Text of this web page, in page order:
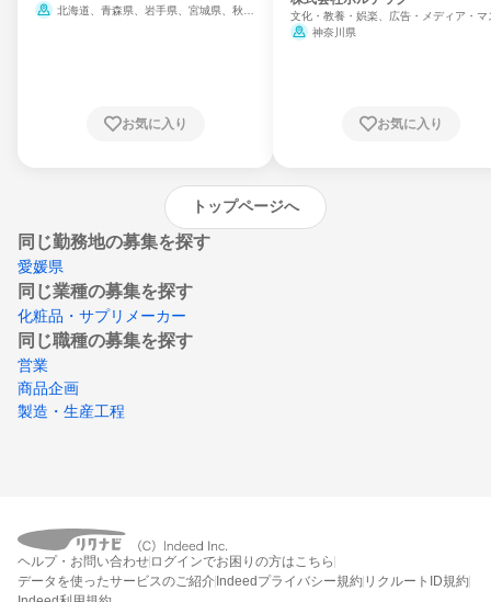
北海道、青森県、岩手県、宮城県、秋田
崎県、熊本県、大分県、宮崎県、鹿児島県、
お気に入り
文化・教養・娯楽、広告・メディア・マ
ミ、電力・ガス・水道・エネルギー
神奈川県
お気に入り
トップページへ
同じ勤務地の募集を探す
愛媛県
同じ業種の募集を探す
化粧品・サプリメーカー
同じ職種の募集を探す
営業
商品企画
製造・生産工程
ヘルプ・お問い合わせ ログインでお困りの方はこちら
データを使ったサービスのご紹介Indeedプライバシー規約 リクルートID規約